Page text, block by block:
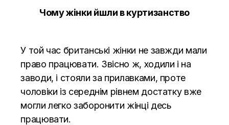
Чому жінки йшли в куртизанство
У той час британські жінки не завжди мали
право працювати. Звісно ж, ходили і на
заводи, і стояли за прилавками, проте
чоловіки із середнім рівнем достатку вже
могли легко заборонити жінці десь
працювати.